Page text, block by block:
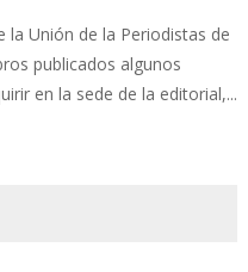
la Unión de la Periodistas de
publicados algunos
en la sede de la editorial,...